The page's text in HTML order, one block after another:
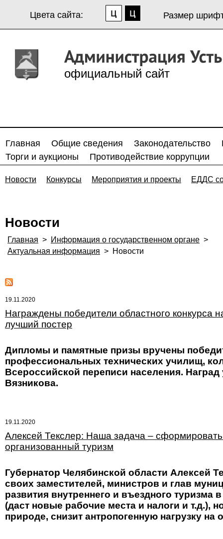
Цвета сайта: Размер
официальный сайт
Главная Общие сведения Законодательство
Торги и аукционы
Противодействие коррупции
Новости Конкурсы Мероприятия и проекты ЕДДС
Новости
Главная > Информация о государственном органе >
Актуальная информация > Новости
19.11.2020
Награждены победители областного конкурса
лучший постер
Дипломы и памятные призы вручены
профессиональных технических училищ,
Всероссийской переписи населения.
Вязникова.
19.11.2020
Алексей Текслер: Наша задача –
организованный туризм
Губернатор Челябинской области Алексей
своих заместителей, министров и глав
развития внутреннего и въездного
(даст новые рабочие места и налоги и т.д.),
природе, снизит антропогенную нагрузку